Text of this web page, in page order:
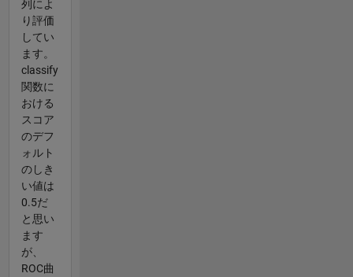
列によ
り評価
してい
ます。
classify
関数に
おける
スコア
のデフ
ォルト
のしき
い値は
0.5だ
と思い
ます
が、
ROC曲